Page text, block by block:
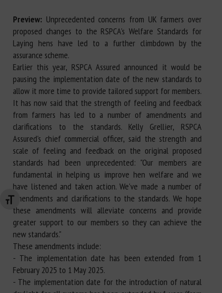
Changer la taille de la police
Preview: Unprecedented concerns from UK farmers over
proposed changes to the RSPCA's Welfare Standards for
Laying hens have led to a further climbdown by the
assurance scheme.
Earlier this year, RSPCA Assured announced it would be
pausing the implementation date of the new standards to
allow it more time to provide tailored support for members.
It has now said that the strength of feeling and feedback
from farmers has led to a number of amendments and
clarifications to the standards. Kelly Grellier, RSPCA
Assured's chief commercial officer, said the strength and
scale of feeling and feedback on the original proposed
standards had been unprecedented: "Our members are
fundamental in helping us improve hen welfare and we
have listened and taken action. We've made a number of
amendments and clarifications to the standards. We hope
these amendments will alleviate concerns and provide
greater support to our members so they can achieve the
new standards."
These amendments include:
- The implementation date has been extended from 1
February 2025 to 1 May 2025.
- The implementation date for the introduction of natural